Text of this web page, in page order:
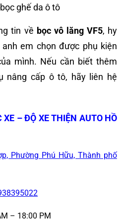
ghế da ô tô
tin về bọc vô lăng VF5, hy
em chọn được phụ kiện
mình. Nếu cần biết thêm
nâng cấp ô tô, hãy liên hệ
– ĐỘ XE THIỆN AUTO HỒ
Phường Phú Hữu, Thành phố
– 18:00 PM